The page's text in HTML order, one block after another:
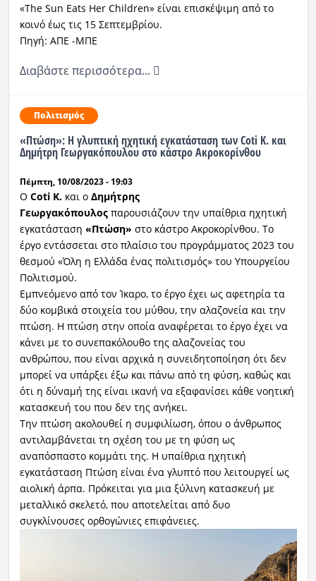
«The Sun Eats Her Children» είναι επισκέψιμη από το
κοινό έως τις 15 Σεπτεμβρίου.
Πηγή: ΑΠΕ -ΜΠΕ
Διαβάστε περισσότερα...
Πολιτισμός
«Πτώση»: Η γλυπτική ηχητική εγκατάσταση των Coti K. και
Δημήτρη Γεωργακόπουλου στο κάστρο Ακροκορίνθου
Πέμπτη, 10/08/2023 - 19:03
Ο Coti K.και ο Δημήτρης
Γεωργακόπουλοςπαρουσιάζουν την υπαίθρια ηχητική
εγκατάσταση «Πτώση» στο κάστρο Ακροκορίνθου. Το
έργο εντάσσεται στο πλαίσιο του προγράμματος 2023 του
θεσμού «Όλη η Ελλάδα ένας πολιτισμός» του Υπουργείου
Πολιτισμού.
Εμπνεόμενο από τον Ίκαρο, το έργο έχει ως αφετηρία τα
δύο κομβικά στοιχεία του μύθου, την αλαζονεία και την
πτώση. Η πτώση στην οποία αναφέρεται το έργο έχει να
κάνει με το συνεπακόλουθο της αλαζονείας του
ανθρώπου, που είναι αρχικά η συνειδητοποίηση ότι δεν
μπορεί να υπάρξει έξω και πάνω από τη φύση, καθώς και
ότι η δύναμή της είναι ικανή να εξαφανίσει κάθε νοητική
κατασκευή του που δεν της ανήκει.
Την πτώση ακολουθεί η συμφιλίωση, όπου ο άνθρωπος
αντιλαμβάνεται τη σχέση του με τη φύση ως
αναπόσπαστο κομμάτι της. Η υπαίθρια ηχητική
εγκατάσταση Πτώση είναι ένα γλυπτό που λειτουργεί ως
αιολική άρπα. Πρόκειται για μια ξύλινη κατασκευή με
μεταλλικό σκελετό, που αποτελείται από δυο
συγκλίνουσες ορθογώνιες επιφάνειες.